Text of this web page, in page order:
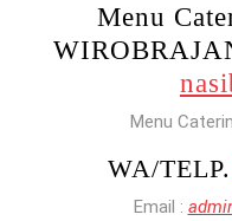
Menu
Menu
WA/TELP.
Email :